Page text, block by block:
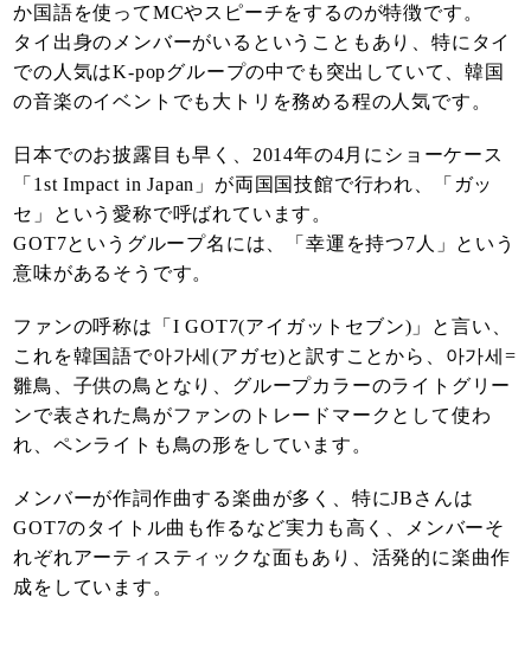
か国語を使ってMCやスピーチをするのが特徴です。
タイ出身のメンバーがいるということもあり、特にタイ
での人気はK-popグループの中でも突出していて、韓国
の音楽のイベントでも大トリを務める程の人気です。
日本でのお披露目も早く、2014年の4月にショーケース
「1st Impact in Japan」が両国国技館で行われ、「ガッ
セ」という愛称で呼ばれています。
GOT7というグループ名には、「幸運を持つ7人」という
意味があるそうです。
ファンの呼称は「I GOT7(アイガットセブン)」と言い、
これを韓国語で아가세(アガセ)と訳すことから、아가세=
雛鳥、子供の鳥となり、グループカラーのライトグリー
ンで表された鳥がファンのトレードマークとして使わ
れ、ペンライトも鳥の形をしています。
メンバーが作詞作曲する楽曲が多く、特にJBさんは
GOT7のタイトル曲も作るなど実力も高く、メンバーそ
れぞれアーティスティックな面もあり、活発的に楽曲作
成をしています。